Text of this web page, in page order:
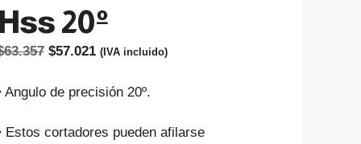
Hss 20º
63.357 El
original
$63.357.
$57.021El
actual
$57.021.
(IVA incluido)
Angulo de precisión 20º.
Estos cortadores pueden afilarse